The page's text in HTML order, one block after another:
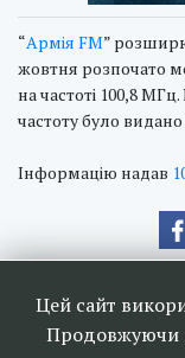
“Армія FM”
жовтня розпочато
на частоті 100,8
частоту було
Інформацію надав
Цей сайт
Продовжуючи